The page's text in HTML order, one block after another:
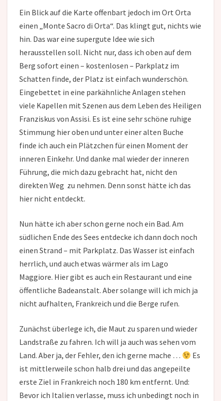
Ein Blick auf die Karte offenbart jedoch im Ort Orta
einen „Monte Sacro di Orta“. Das klingt gut, nichts wie
hin. Das war eine supergute Idee wie sich
herausstellen soll. Nicht nur, dass ich oben auf dem
Berg sofort einen – kostenlosen – Parkplatz im
Schatten finde, der Platz ist einfach wunderschön.
Eingebettet in eine parkähnliche Anlagen stehen
viele Kapellen mit Szenen aus dem Leben des Heiligen
Franziskus von Assisi. Es ist eine sehr schöne ruhige
Stimmung hier oben und unter einer alten Buche
finde ich auch ein Plätzchen für einen Moment der
inneren Einkehr. Und danke mal wieder der inneren
Führung, die mich dazu gebracht hat, nicht den
direkten Weg zu nehmen. Denn sonst hätte ich das
hier nicht entdeckt.
Nun hätte ich aber schon gerne noch ein Bad. Am
südlichen Ende des Sees entdecke ich dann doch noch
einen Strand – mit Parkplatz. Das Wasser ist einfach
herrlich, und auch etwas wärmer als im Lago
Maggiore. Hier gibt es auch ein Restaurant und eine
öffentliche Badeanstalt. Aber solange will ich mich ja
nicht aufhalten, Frankreich und die Berge rufen.
Zunächst überlege ich, die Maut zu sparen und wieder
Landstraße zu fahren. Ich will ja auch was sehen vom
Land. Aber ja, der Fehler, den ich gerne mache …
Es
ist mittlerweile schon halb drei und das angepeilte
erste Ziel in Frankreich noch 180 km entfernt. Und:
Bevor ich Italien verlasse, muss ich unbedingt noch in